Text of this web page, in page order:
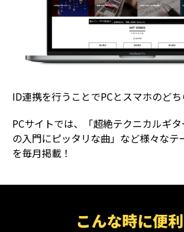
ID連携を行うことでPCとスマホのどち
PCサイトでは、「超絶テクニカルギ
の入門にピッタリな曲」など様々なテ
を毎月掲載！
こんな時に便利